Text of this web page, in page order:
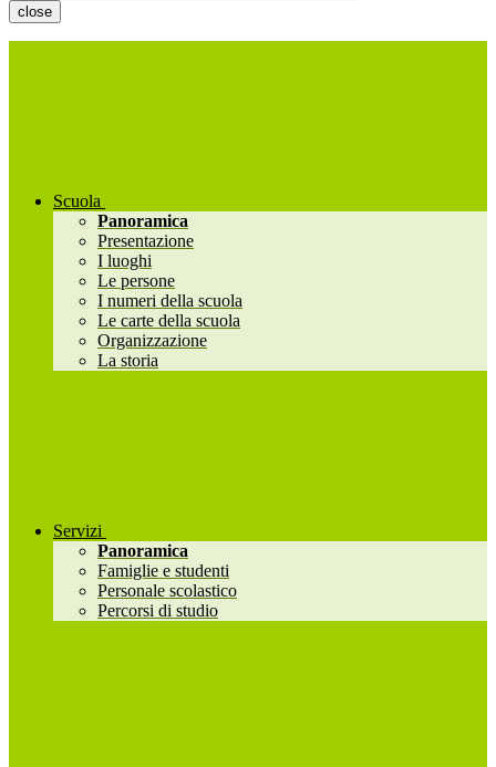
close
Scuola
Panoramica
Presentazione
I luoghi
Le persone
I numeri della scuola
Le carte della scuola
Organizzazione
La storia
Servizi
Panoramica
Famiglie e studenti
Personale scolastico
Percorsi di studio